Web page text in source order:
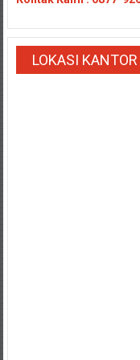
Tanjung
Sarilamak/
LOKASI